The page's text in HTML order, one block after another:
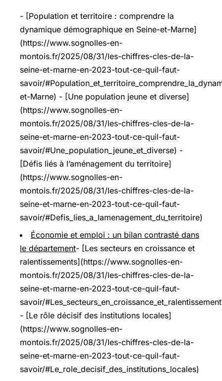
- [Population et territoire : comprendre la
dynamique démographique en Seine-et-Marne]
(https://www.sognolles-en-
montois.fr/2025/08/31/les-chiffres-cles-de-la-
seine-et-marne-en-2023-tout-ce-quil-faut-
savoir/
et-Marne) - [Une population jeune et diverse]
(https://www.sognolles-en-
montois.fr/2025/08/31/les-chiffres-cles-de-la-
seine-et-marne-en-2023-tout-ce-quil-faut-
savoir/#Une_population_jeune_et_diverse) -
[Défis liés à l’aménagement du territoire]
(https://www.sognolles-en-
montois.fr/2025/08/31/les-chiffres-cles-de-la-
seine-et-marne-en-2023-tout-ce-quil-faut-
savoir/#Defis_lies_a_lamenagement_du_territoire)
Économie et emploi : un bilan contrasté dans
le département- [Les secteurs en croissance et
ralentissements](https://www.sognolles-en-
montois.fr/2025/08/31/les-chiffres-cles-de-la-
seine-et-marne-en-2023-tout-ce-quil-faut-
savoir/
- [Le rôle décisif des institutions locales]
(https://www.sognolles-en-
montois.fr/2025/08/31/les-chiffres-cles-de-la-
seine-et-marne-en-2023-tout-ce-quil-faut-
savoir/#Le_role_decisif_des_institutions_locales)